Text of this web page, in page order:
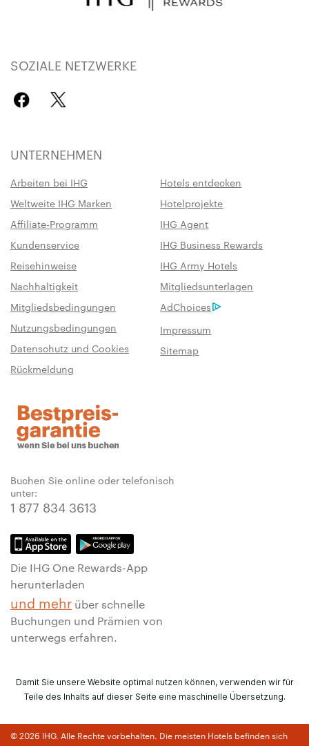
SOZIALE NETZWERKE
UNTERNEHMEN
Arbeiten bei IHG
Hotels entdecken
Weltweite IHG Marken
Hotelprojekte
Affiliate-Programm
IHG Agent
Kundenservice
IHG Business Rewards
Reisehinweise
IHG Army Hotels
Nachhaltigkeit
Mitgliedsunterlagen
Mitgliedsbedingungen
AdChoices
Nutzungsbedingungen
Impressum
Datenschutz und Cookies
Sitemap
Rückmeldung
Buchen Sie online oder telefonisch
unter:
1 877 834 3613
Die IHG One Rewards-App
herunterladen
und mehr über schnelle
Buchungen und Prämien von
unterwegs erfahren.
Damit Sie unsere Website optimal nutzen können, verwenden wir für
Teile des Inhalts auf dieser Seite eine maschinelle Übersetzung.
© 2026 IHG. Alle Rechte vorbehalten. Die meisten Hotels befinden sich